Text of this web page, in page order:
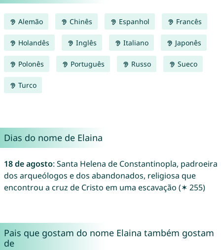
Alemão Chinês Espanhol Francês
Holandês Inglês Italiano Japonês
Polonês Português Russo Sueco
Turco
Dias do nome de Elaina
18 de agosto: Santa Helena de Constantinopla, padroeira
dos arqueólogos e dos abandonados, religiosa que
encontrou a cruz de Cristo em uma escavação (✶ 255)
Pais que gostam do nome Elaina também gostam
de